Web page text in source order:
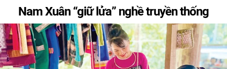
Nam Xuân “giữ lửa” nghề truyền thống